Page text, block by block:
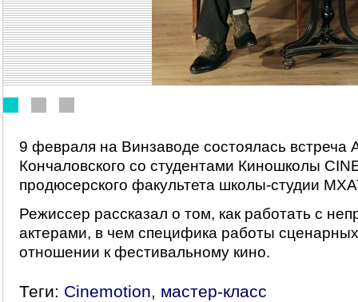
9 февраля на Винзаводе состоялась встреча
Кончаловского со студентами Киношколы
продюсерского факультета школы-студии
Режиссер рассказал о том, как работать с
актерами, в чем специфика работы
отношении к фестивальному кино.
Теги: Cinemotion, мастер-класс